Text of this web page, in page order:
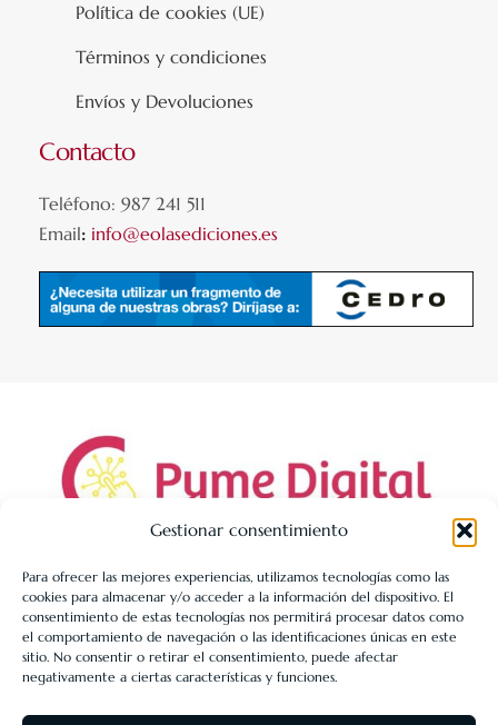
Gestionar consentimiento
Para ofrecer las mejores experiencias, utilizamos tecnologías como las
cookies para almacenar y/o acceder a la información del dispositivo. El
consentimiento de estas tecnologías nos permitirá procesar datos como
el comportamiento de navegación o las identificaciones únicas en este
sitio. No consentir o retirar el consentimiento, puede afectar
negativamente a ciertas características y funciones.
Política de cookies (UE)
Términos y condiciones
Envíos y Devoluciones
Contacto
Teléfono: 987 241 511
Email: info@eolasediciones.es
LIBRERÍA UNIVERSITARIA LEÓN 1980 SLL ha sido beneficiaria
de Fondos Europeos, cuyo objetivo es la mejora de la
competitividad de las PYMES, y gracias al cual ha puesto en
marcha un Plan de Acción con el objetivo de reforzar la